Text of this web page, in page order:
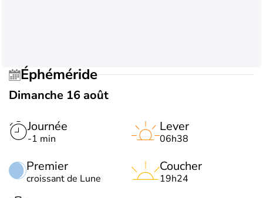
Éphéméride
Dimanche 16 août
Journée
-1 min
Premier
croissant de Lune
Lever
06h38
Coucher
19h24